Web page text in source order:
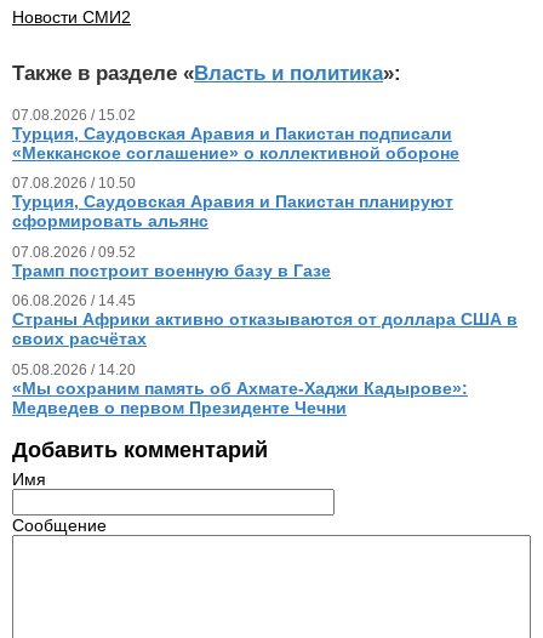
Новости СМИ2
Также в разделе «Власть и политика»:
07.08.2026 / 15.02
Турция, Саудовская Аравия и Пакистан подписали
«Мекканское соглашение» о коллективной обороне
07.08.2026 / 10.50
Турция, Саудовская Аравия и Пакистан планируют
сформировать альянс
07.08.2026 / 09.52
Трамп построит военную базу в Газе
06.08.2026 / 14.45
Страны Африки активно отказываются от доллара США в
своих расчётах
05.08.2026 / 14.20
«Мы сохраним память об Ахмате-Хаджи Кадырове»:
Медведев о первом Президенте Чечни
Добавить комментарий
Имя
Сообщение